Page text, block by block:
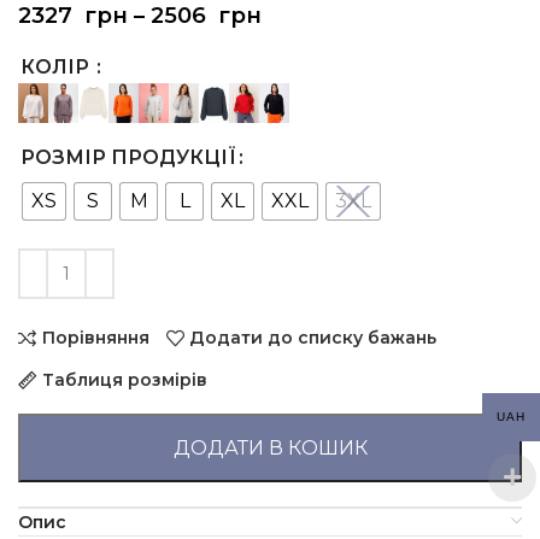
2327 грн – 2506 грн
КОЛІР
РОЗМІР ПРОДУКЦІЇ
XS
S M L XL XXL 3XL
Порівняння
Додати до списку бажань
Таблиця розмірів
ДОДАТИ В КОШИК
Опис
UAH